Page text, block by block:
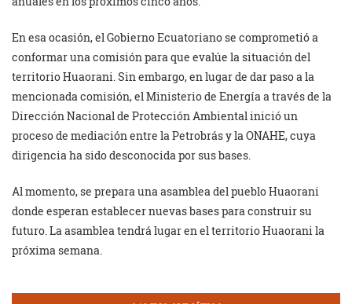
En esa ocasión, el Gobierno Ecuatoriano se comprometió a
conformar una comisión para que evalúe la situación del
territorio Huaorani. Sin embargo, en lugar de dar paso a la
mencionada comisión, el Ministerio de Energía a través de la
Dirección Nacional de Protección Ambiental inició un
proceso de mediación entre la Petrobrás y la ONAHE, cuya
dirigencia ha sido desconocida por sus bases.
Al momento, se prepara una asamblea del pueblo Huaorani
donde esperan establecer nuevas bases para construir su
futuro. La asamblea tendrá lugar en el territorio Huaorani la
próxima semana.